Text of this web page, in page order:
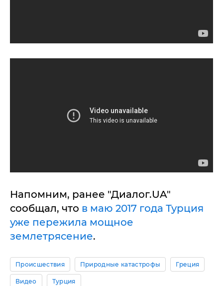
Напомним, ранее "Диалог.UA"
сообщал, что в маю 2017 года Турция
уже пережила мощное
землетрясение.
Происшествия Природные катастрофы Греция
Видео Турция